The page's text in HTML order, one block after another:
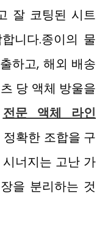
잘 코팅된 시트
니다.종이의 물
하고, 해외 배송
당 액체 방울을
전문 액체 라인
확한 조합을 구
너지는 고난 가
을 분리하는 것